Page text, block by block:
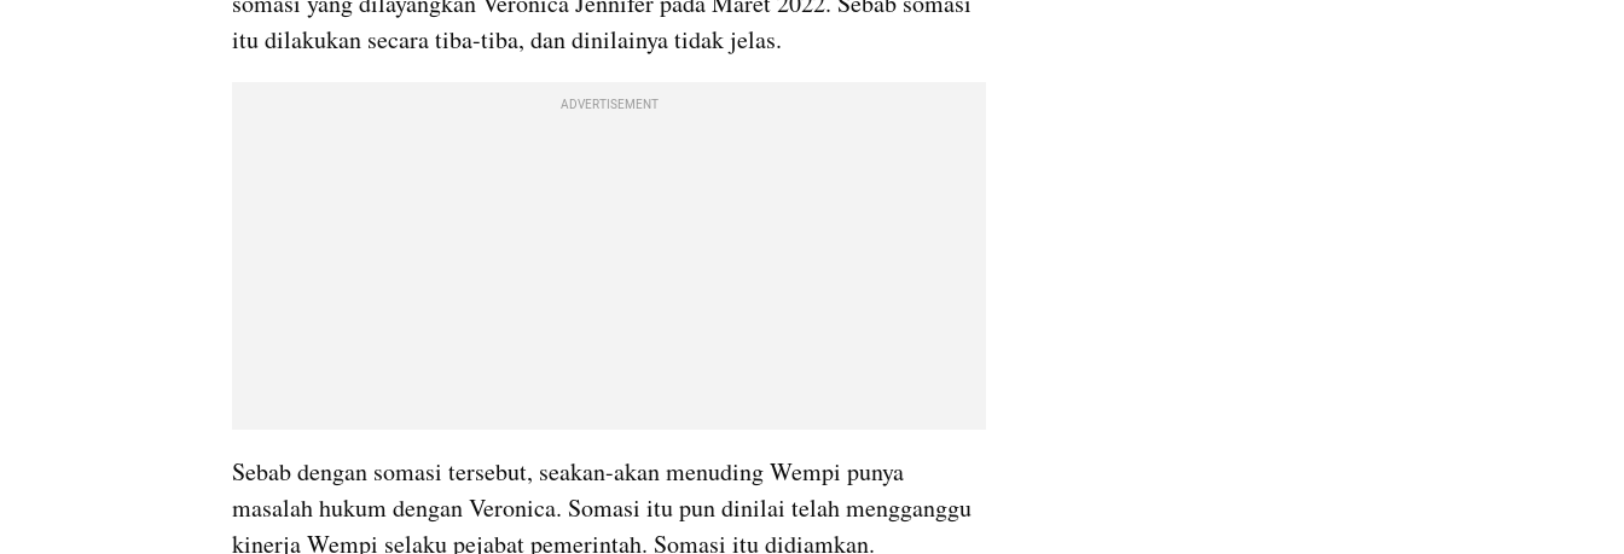
itu dilakukan secara tiba-tiba, dan dinilainya tidak jelas.
ADVERTISEMENT
Sebab dengan somasi tersebut, seakan-akan menuding Wempi punya
masalah hukum dengan Veronica. Somasi itu pun dinilai telah mengganggu
kinerja Wempi selaku pejabat pemerintah. Somasi itu didiamkan.